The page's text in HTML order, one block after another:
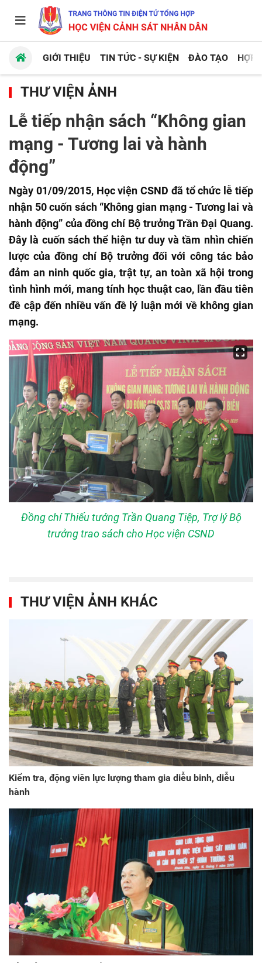
GIỚI THIỆU TIN TỨC - SỰ KIỆN ĐÀO TẠO HỢP
THƯ VIỆN ẢNH
Lễ tiếp nhận sách “Không gian
mạng - Tương lai và hành
động”
Ngày 01/09/2015, Học viện CSND đã tổ chức lễ tiếp
nhận 50 cuốn sách “Không gian mạng - Tương lai và
hành động” của đồng chí Bộ trưởng Trần Đại Quang.
Đây là cuốn sách thể hiện tư duy và tầm nhìn chiến
lược của đồng chí Bộ trưởng đối với công tác bảo
đảm an ninh quốc gia, trật tự, an toàn xã hội trong
tình hình mới, mang tính học thuật cao, lần đầu tiên
đề cập đến nhiều vấn đề lý luận mới về không gian
mạng.
Đồng chí Thiếu tướng Trần Quang Tiệp, Trợ lý Bộ
trưởng trao sách cho Học viện CSND
THƯ VIỆN ẢNH KHÁC
Kiểm tra, động viên lực lượng tham gia diễu binh, diễu
hành